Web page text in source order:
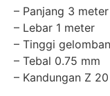
– Panjang 3 meter
– Lebar 1 meter
– Tinggi
– Tebal 0.75 mm
– Kandungan Z 20